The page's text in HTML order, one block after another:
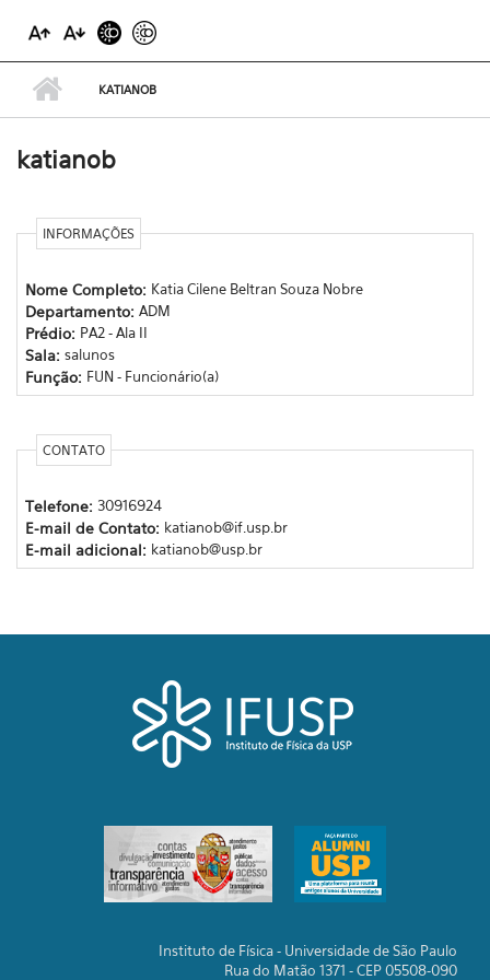
KATIANOB
katianob
INFORMAÇÕES
Nome Completo: Katia Cilene Beltran Souza Nobre
Departamento: ADM
Prédio: PA2 - Ala II
Sala: salunos
Função: FUN - Funcionário(a)
CONTATO
Telefone: 30916924
E-mail de Contato: katianob@if.usp.br
E-mail adicional: katianob@usp.br
Instituto de Física - Universidade de São Paulo
Rua do Matão 1371 - CEP 05508-090